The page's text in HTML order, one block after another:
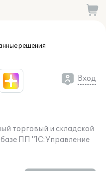
решения
Вход
торговый и складской
ПП "1С:Управление